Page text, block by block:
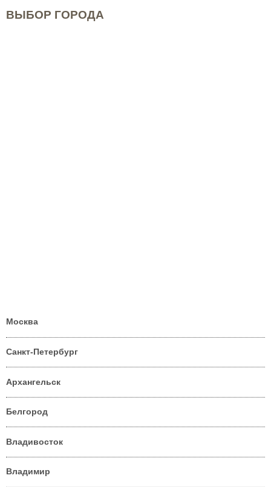
ВЫБОР ГОРОДА
Москва
Санкт-Петербург
Архангельск
Белгород
Владивосток
Владимир